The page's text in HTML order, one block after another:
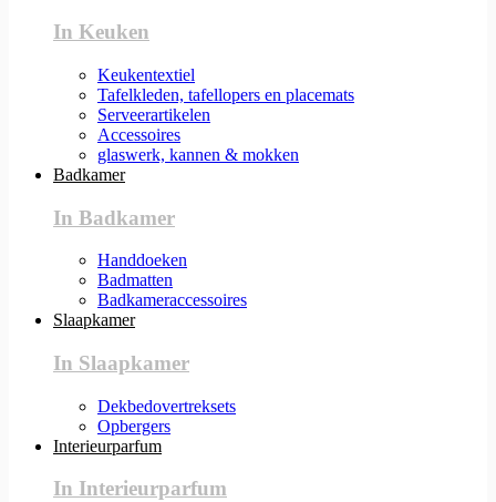
In Keuken
Keukentextiel
Tafelkleden, tafellopers en placemats
Serveerartikelen
Accessoires
glaswerk, kannen & mokken
Badkamer
In Badkamer
Handdoeken
Badmatten
Badkameraccessoires
Slaapkamer
In Slaapkamer
Dekbedovertreksets
Opbergers
Interieurparfum
In Interieurparfum